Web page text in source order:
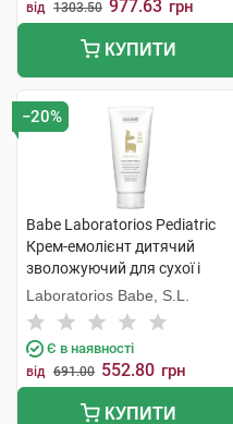
від 1303.50 977.63 грн
КУПИТИ
−20%
Babe Laboratorios Pediatric
Крем-емолієнт дитячий
зволожуючий для сухої і
атопічної шкіри 200 мл 1
туба
Laboratorios Babe, S.L.
Є в наявності
від 691.00 552.80 грн
КУПИТИ